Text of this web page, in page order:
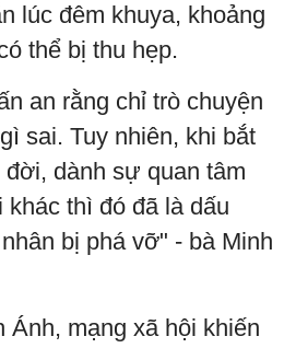
lúc đêm khuya, khoảng
thể bị thu hẹp.
an rằng chỉ trò chuyện
sai. Tuy nhiên, khi bắt
dành sự quan tâm
thì đó đã là dấu
bị phá vỡ" - bà Minh
Ánh, mạng xã hội khiến